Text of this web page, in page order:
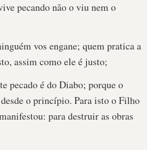
pecando não o viu nem o
vos engane; quem pratica a
assim como ele é justo;
pecado é do Diabo; porque o
o princípio. Para isto o Filho
para destruir as obras